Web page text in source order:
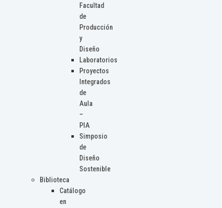
Facultad
de
Producción
y
Diseño
Laboratorios
Proyectos
Integrados
de
Aula
–
PIA
Simposio
de
Diseño
Sostenible
Biblioteca
Catálogo
en